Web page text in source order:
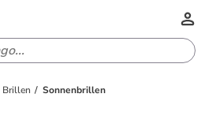
Brillen Sonnenbrillen